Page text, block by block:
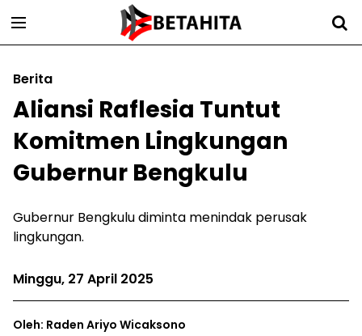
Berita
Aliansi Raflesia Tuntut
Komitmen Lingkungan
Gubernur Bengkulu
Gubernur Bengkulu diminta menindak perusak
lingkungan.
Minggu, 27 April 2025
Oleh: Raden Ariyo Wicaksono